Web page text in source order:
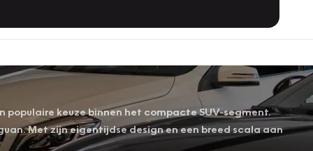
populaire keuze binnen het compacte SUV-segment.
Met zijn eigentijdse design en een breed scala aan